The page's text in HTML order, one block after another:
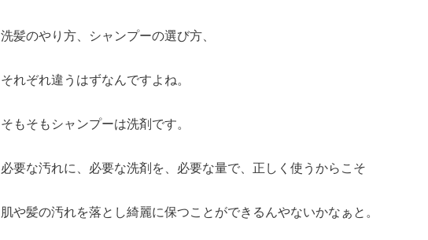
洗髪のやり方、シャンプーの選び方、
それぞれ違うはずなんですよね。
そもそもシャンプーは洗剤です。
必要な汚れに、必要な洗剤を、必要な量で、正しく使うからこそ
肌や髪の汚れを落とし綺麗に保つことができるんやないかなぁと。